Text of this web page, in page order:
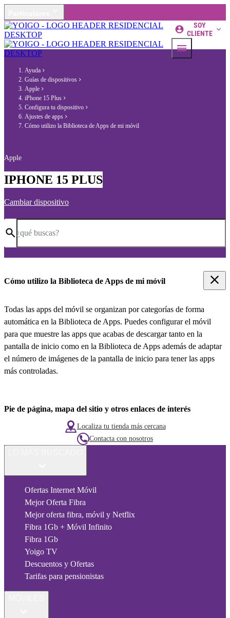
SOY
CLIENTE
Ayuda
Guías de dispositivos
Apple
iPhone 15 Plus
Configura tu dispositivo
Ajustes de apps
Cómo utilizo la Biblioteca de Apps de mi móvil
Apple
IPHONE 15 PLUS
Cambiar dispositivo
¿qué buscas?
Cómo utilizo la Biblioteca de Apps de mi móvil
Todas las apps del móvil se organizan por categorías de forma
automática en la Biblioteca de Apps. Puedes configurar el móvil
para que muestre las apps que acabas de descargar tanto en la
pantalla de inicio como en la Biblioteca de Apps además de adaptar
el número de imágenes de la pantalla de inicio para tener las apps
más controladas.
Pie de página, mapa del sitio y otros enlaces de interés
Localiza tu tienda más cercana
Contacta con nosotros
Ofertas Internet Móvil
Mejor Oferta Fibra
Mejor oferta fibra, móvil y Netflix
Fibra 1Gb + Móvil Infinito
Fibra 1Gb
Yoigo TV
Descuentos y Ofertas
Tarifas para pensionistas